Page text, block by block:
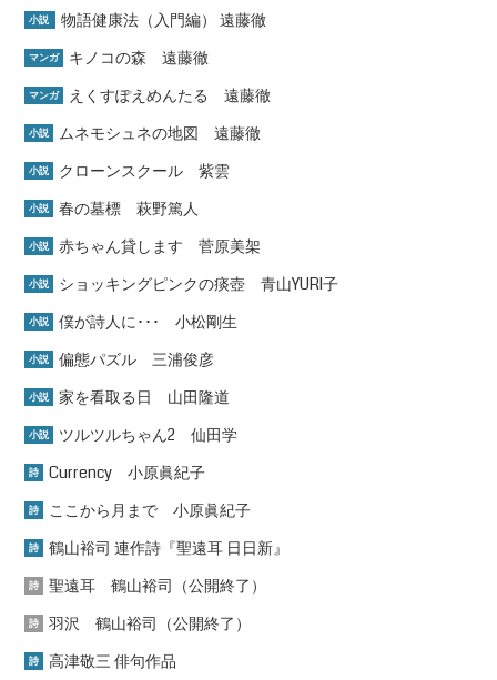
小説 物語健康法（入門編） 遠藤徹
マンガ キノコの森 遠藤徹
マンガ えくすぽえめんたる 遠藤徹
小説 ムネモシュネの地図 遠藤徹
小説 クローンスクール 紫雲
小説 春の墓標 萩野篤人
小説 赤ちゃん貸します 菅原美架
小説 ショッキングピンクの痰壺 青山YURI子
小説 僕が詩人に･･･ 小松剛生
小説 偏態パズル 三浦俊彦
小説 家を看取る日 山田隆道
小説 ツルツルちゃん2 仙田学
詩 Currency 小原眞紀子
詩 ここから月まで 小原眞紀子
詩 鶴山裕司 連作詩『聖遠耳 日日新』
詩 聖遠耳 鶴山裕司（公開終了）
詩 羽沢 鶴山裕司（公開終了）
詩 高津敬三 俳句作品